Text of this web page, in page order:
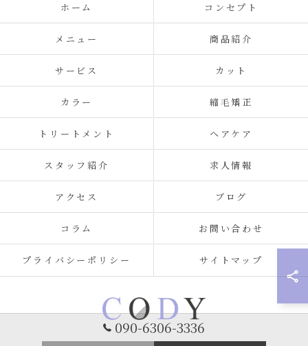
090-6306-3336
ホーム コンセプト
メニュー 商品紹介
サービス カット
カラー 縮毛矯正
トリートメント ヘアケア
スタッフ紹介 求人情報
アクセス ブログ
コラム お問い合わせ
プライバシーポリシー サイトマップ